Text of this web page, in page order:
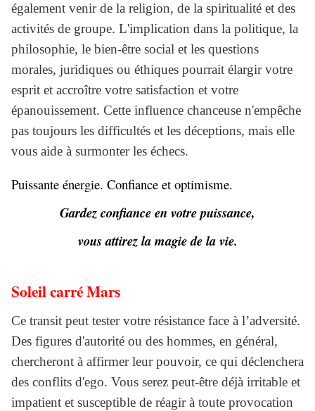
également venir de la religion, de la spiritualité et des
activités de groupe. L'implication dans la politique, la
philosophie, le bien-être social et les questions
morales, juridiques ou éthiques pourrait élargir votre
esprit et accroître votre satisfaction et votre
épanouissement. Cette influence chanceuse n'empêche
pas toujours les difficultés et les déceptions, mais elle
vous aide à surmonter les échecs.
Puissante énergie. Confiance et optimisme.
Gardez confiance en votre puissance,
vous attirez la magie de la vie.
Soleil carré Mars
Ce transit peut tester votre résistance face à l’adversité.
Des figures d'autorité ou des hommes, en général,
chercheront à affirmer leur pouvoir, ce qui déclenchera
des conflits d'ego. Vous serez peut-être déjà irritable et
impatient et susceptible de réagir à toute provocation